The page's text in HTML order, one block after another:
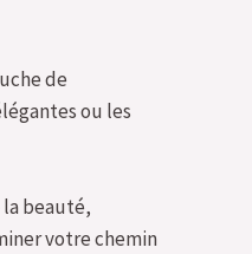
de
ou les
beauté,
votre chemin